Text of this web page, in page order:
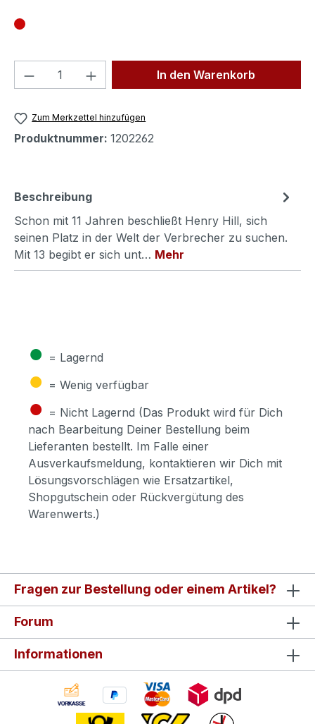
Produkt Anzahl: Gib denIn den Warenkorb
Zum Merkzettel hinzufügen
Produktnummer: 1202262
Beschreibung
Schon mit 11 Jahren beschließt Henry Hill, sich
seinen Platz in der Welt der Verbrecher zu suchen.
Mit 13 begibt er sich unt… Mehr
● = Lagernd
● = Wenig verfügbar
● = Nicht Lagernd (Das Produkt wird für Dich
nach Bearbeitung Deiner Bestellung beim
Lieferanten bestellt. Im Falle einer
Ausverkaufsmeldung, kontaktieren wir Dich mit
Lösungsvorschlägen wie Ersatzartikel,
Shopgutschein oder Rückvergütung des
Warenwerts.)
Fragen zur Bestellung oder einem Artikel?
Forum
Informationen